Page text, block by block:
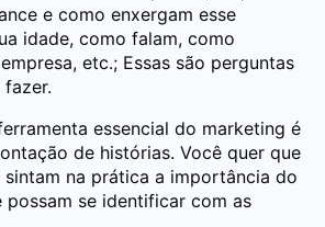
e como enxergam esse
idade, como falam, como
etc.; Essas são perguntas
essencial do marketing é
de histórias. Você quer que
sintam na prática a importância do
possam se identificar com as